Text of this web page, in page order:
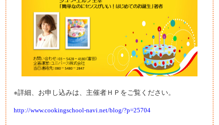
※詳細、お申し込みは、主催者ＨＰをご覧ください。
http://www.cookingschool-navi.net/blog/?p=25704